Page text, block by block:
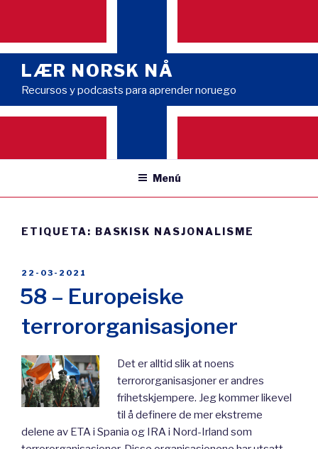
contenido
LÆR NORSK NÅ
Recursos y podcasts para aprender noruego
Menú
ETIQUETA: BASKISK NASJONALISME
PUBLICADO
22-03-2021
58 – Europeiske
terrororganisasjoner
Det er alltid slik at noens
terrororganisasjoner er andres
frihetskjempere. Jeg kommer likevel
til å definere de mer ekstreme
delene av ETA i Spania og IRA i Nord-Irland som